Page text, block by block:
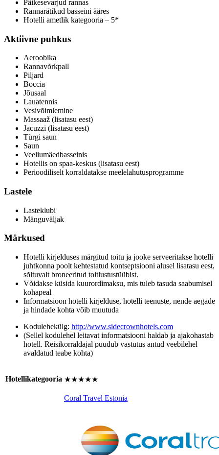
Päikesevarjud rannas
Rannarätikud basseini ääres
Hotelli ametlik kategooria – 5*
Aktiivne puhkus
Aeroobika
Rannavõrkpall
Piljard
Boccia
Jõusaal
Lauatennis
Vesivõimlemine
Massaaž (lisatasu eest)
Jacuzzi (lisatasu eest)
Türgi saun
Saun
Veeliumäedbasseinis
Hotellis on spaa-keskus (lisatasu eest)
Perioodiliselt korraldatakse meelelahutusprogramme
Lastele
Lasteklubi
Mänguväljak
Märkused
Hotelli kirjelduses märgitud toitu ja jooke serveeritakse hotelli
juhtkonna poolt kehtestatud kontseptsiooni alusel lisatasu eest,
sõltuvalt broneeritud toitlustustüübist.
Võidakse küsida kuurordimaksu, mis tuleb tasuda saabumisel
kohapeal
Informatsioon hotelli kirjelduse, hotelli teenuste, nende aegade
ja hindade kohta võib muutuda
Kodulehekülg: http://www.sidecrownhotels.com
(Sellel kodulehel leitavat informatsiooni haldab ja ajakohastab
hotell. Reisikorraldajal puudub vastutus antud veebilehel
avaldatud teabe kohta)
Hotellikategooria ★★★★★
Coral Travel Estonia